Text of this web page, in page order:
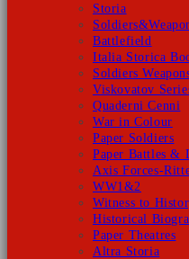
Storia
Battlefield
Italia Storica
Soldiers
Viskovatov
Quaderni Cenni
War in Colour
Paper Soldiers
Paper Battles &
Axis Forces-
WW1&2
Witness to
Historical
Paper Theatres
Altra Storia